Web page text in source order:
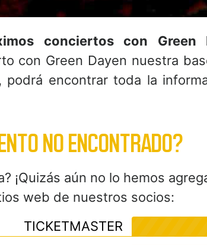
conciertos con Green
con Green Dayen nuestra
podrá encontrar toda la
NO ENCONTRADO?
¡Quizás aún no lo hemos
web de nuestros socios:
TICKETMASTER